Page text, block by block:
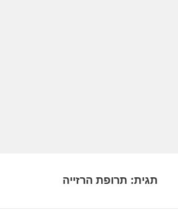
תגית: תרופת הרזייה